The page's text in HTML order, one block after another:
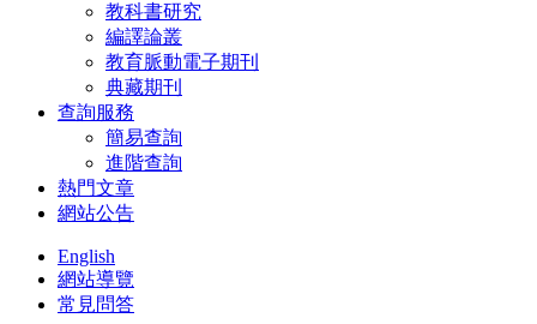
教科書研究
編譯論叢
教育脈動電子期刊
典藏期刊
查詢服務
簡易查詢
進階查詢
熱門文章
網站公告
English
網站導覽
常見問答